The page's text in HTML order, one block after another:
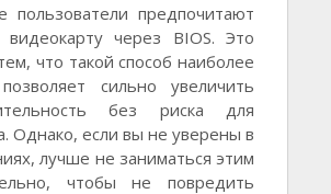
пользователи предпочитают
видеокарту через BIOS. Это
что такой способ наиболее
сильно увеличить
без риска для
Однако, если вы не уверены в
лучше не заниматься этим
чтобы не повредить